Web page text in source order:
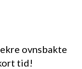
ovnsbakte
tid!